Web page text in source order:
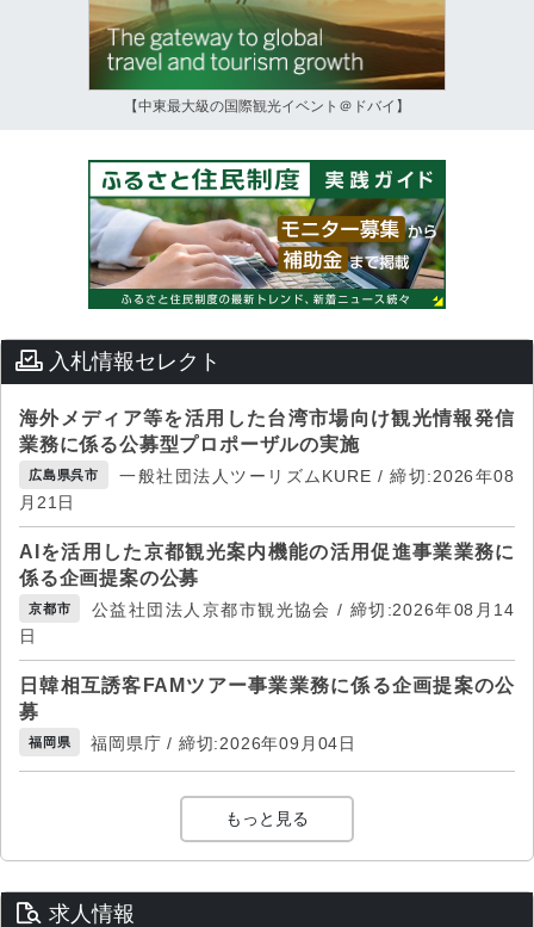
【中東最大級の国際観光イベント＠ドバイ】
入札情報セレクト
海外メディア等を活用した台湾市場向け観光情報発信
業務に係る公募型プロポーザルの実施
広島県呉市
一般社団法人ツーリズムKURE / 締切:2026年08
月21日
AIを活用した京都観光案内機能の活用促進事業業務に
係る企画提案の公募
京都市
公益社団法人京都市観光協会 / 締切:2026年08月14
日
日韓相互誘客FAMツアー事業業務に係る企画提案の公
募
福岡県 福岡県庁 / 締切:2026年09月04日
もっと見る
求人情報